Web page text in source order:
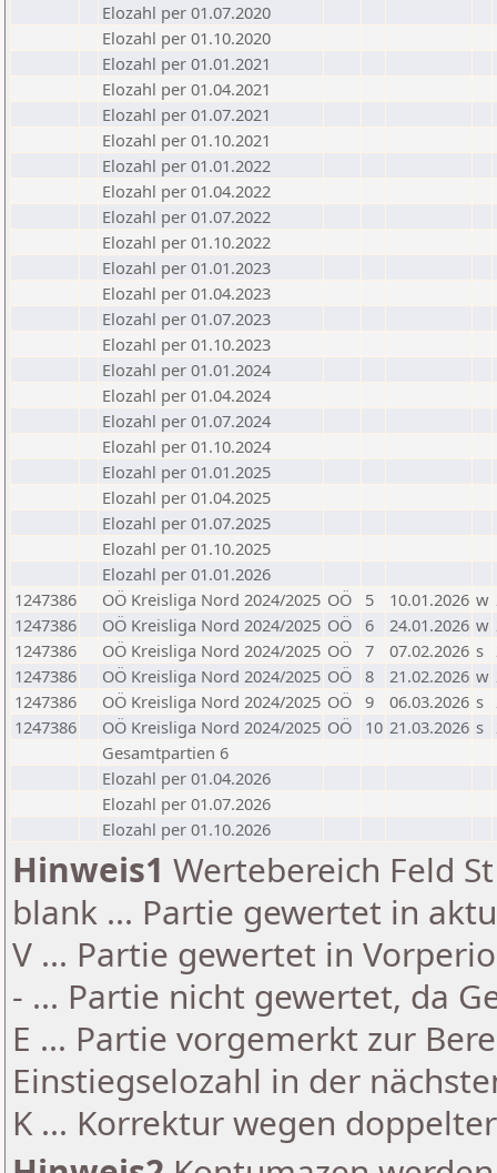
Elozahl per 01.07.2020
Elozahl per 01.10.2020
Elozahl per 01.01.2021
Elozahl per 01.04.2021
Elozahl per 01.07.2021
Elozahl per 01.10.2021
Elozahl per 01.01.2022
Elozahl per 01.04.2022
Elozahl per 01.07.2022
Elozahl per 01.10.2022
Elozahl per 01.01.2023
Elozahl per 01.04.2023
Elozahl per 01.07.2023
Elozahl per 01.10.2023
Elozahl per 01.01.2024
Elozahl per 01.04.2024
Elozahl per 01.07.2024
Elozahl per 01.10.2024
Elozahl per 01.01.2025
Elozahl per 01.04.2025
Elozahl per 01.07.2025
Elozahl per 01.10.2025
Elozahl per 01.01.2026
1247386
OÖ Kreisliga Nord 2024/2025 OÖ 5 10.01.2026 w
1247386
OÖ Kreisliga Nord 2024/2025 OÖ 6 24.01.2026 w
1247386
OÖ Kreisliga Nord 2024/2025 OÖ 7 07.02.2026 s
1247386
OÖ Kreisliga Nord 2024/2025 OÖ 8 21.02.2026 w
1247386
OÖ Kreisliga Nord 2024/2025 OÖ 9 06.03.2026 s
1247386
OÖ Kreisliga Nord 2024/2025 OÖ 10 21.03.2026 s
Gesamtpartien 6
Elozahl per 01.04.2026
Elozahl per 01.07.2026
Elozahl per 01.10.2026
Hinweis1 Wertebereich Feld
blank ... Partie gewertet in
V ... Partie gewertet in
- ... Partie nicht gewertet, da
E ... Partie vorgemerkt zur
Einstiegselozahl in der
K ... Korrektur wegen